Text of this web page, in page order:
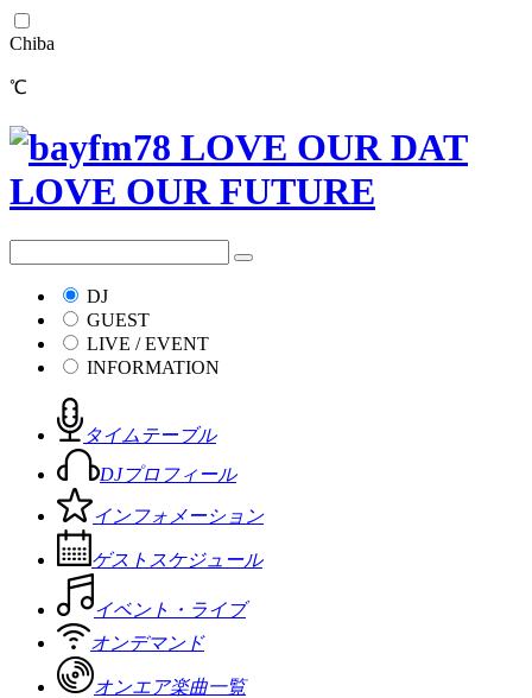
Chiba
℃
DJ
GUEST
LIVE / EVENT
INFORMATION
タイムテーブル
DJプロフィール
インフォメーション
ゲストスケジュール
イベント・ライブ
オンデマンド
オンエア楽曲一覧